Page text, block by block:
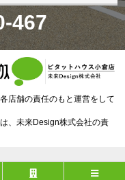
467
店舗の責任のもと運営をして
、未来Design株式会社の責